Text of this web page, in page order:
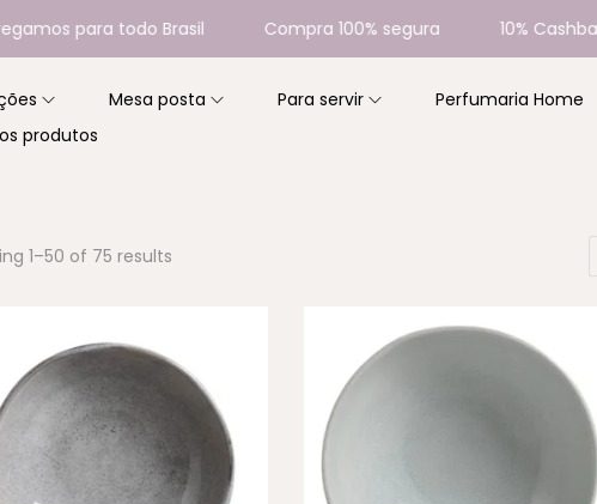
todo Brasil Compra 100% segura 10% Cashback
Mesa posta Para servir Perfumaria Home
produtos
1–50 of 75 results